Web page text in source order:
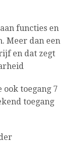
functies en
Meer dan een
en dat zegt
toegang 7
toegang